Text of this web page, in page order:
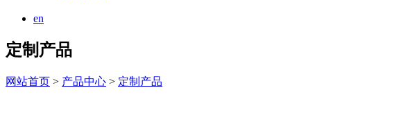
en
定制产品
网站首页 > 产品中心 > 定制产品